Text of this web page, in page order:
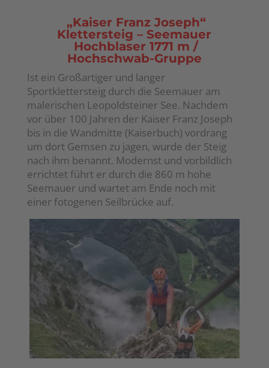
„Kaiser Franz Joseph“
Klettersteig – Seemauer
Hochblaser 1771 m /
Hochschwab-Gruppe
Ist ein Großartiger und langer
Sportklettersteig durch die Seemauer am
malerischen Leopoldsteiner See. Nachdem
vor über 100 Jahren der Kaiser Franz Joseph
bis in die Wandmitte (Kaiserbuch) vordrang
um dort Gemsen zu jagen, wurde der Steig
nach ihm benannt. Modernst und vorbildlich
errichtet führt er durch die 860 m hohe
Seemauer und wartet am Ende noch mit
einer fotogenen Seilbrücke auf.